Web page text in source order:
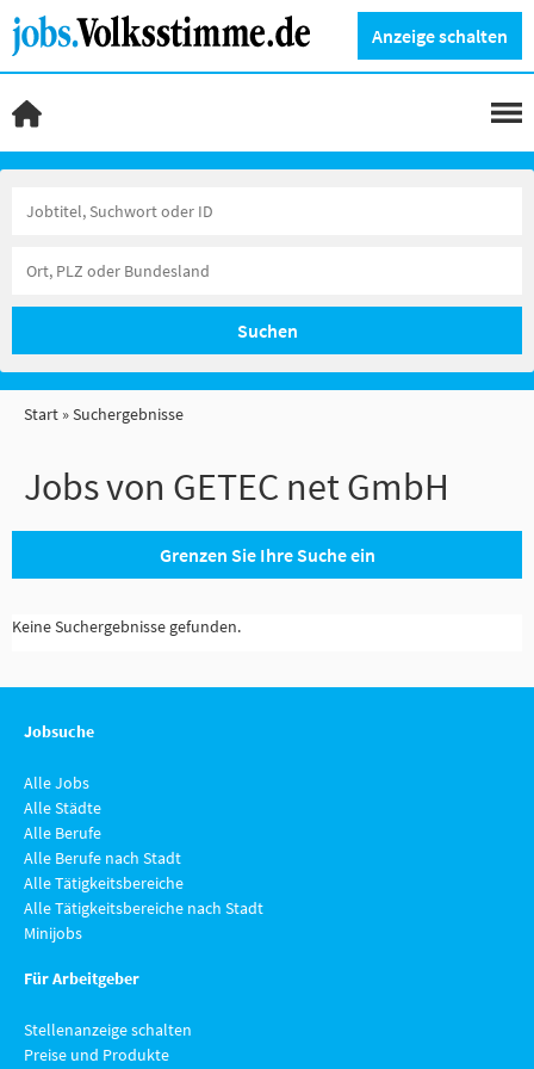
Anzeige schalten
Suchen
Start Suchergebnisse
Jobs von GETEC net GmbH
Grenzen Sie Ihre Suche ein
Keine Suchergebnisse gefunden.
Jobsuche
Alle Jobs
Alle Städte
Alle Berufe
Alle Berufe nach Stadt
Alle Tätigkeitsbereiche
Alle Tätigkeitsbereiche nach Stadt
Minijobs
Für Arbeitgeber
Stellenanzeige schalten
Preise und Produkte